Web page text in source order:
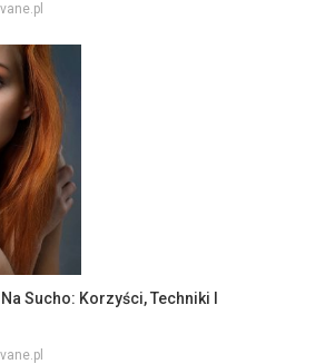
Sucho: Korzyści, Techniki I